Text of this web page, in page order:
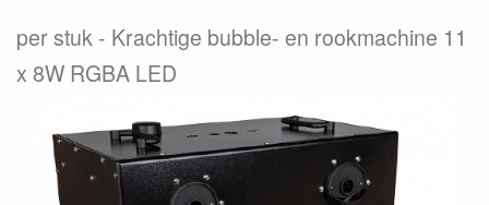
per stuk
Krachtige bubble- en rookmachine 11
x 8W RGBA LED